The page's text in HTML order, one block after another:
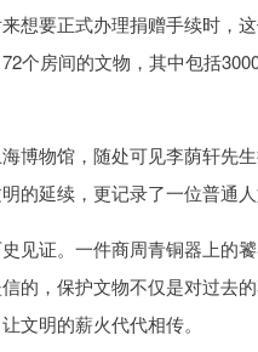
想要正式办理捐赠手续时，
个房间的文物，其中包括
博物馆，随处可见李荫轩先
的延续，更记录了一位普通人
见证。一件商周青铜器上的
的，保护文物不仅是对过去
文明的薪火代代相传。